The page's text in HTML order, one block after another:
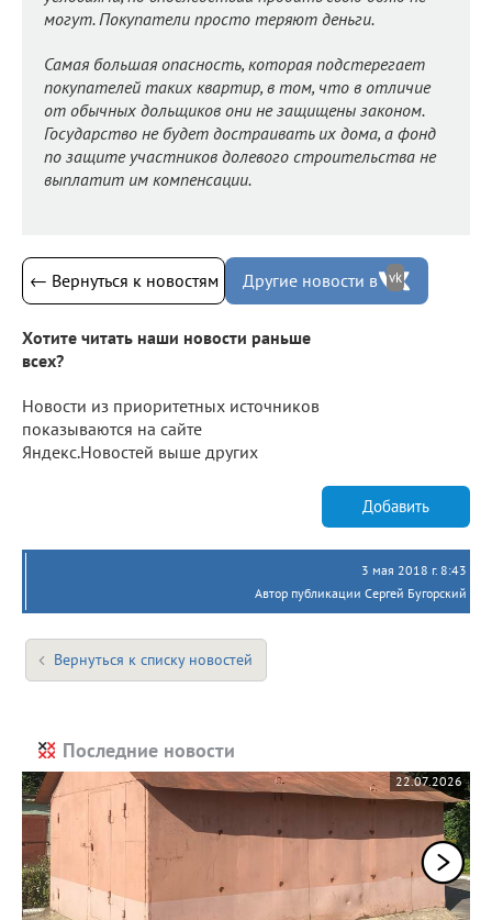
могут. Покупатели просто теряют деньги.
Самая большая опасность, которая подстерегает
покупателей таких квартир, в том, что в отличие
от обычных дольщиков они не защищены законом.
Государство не будет достраивать их дома, а фонд
по защите участников долевого строительства не
выплатит им компенсации.
← Вернуться к новостям Другие новости в vk
Хотите читать наши новости раньше
всех?
Новости из приоритетных источников
показываются на сайте
Яндекс.Новостей выше других
Добавить
3 мая 2018 г. 8:43
Автор публикации Сергей Бугорский
Вернуться к списку новостей
Последние новости
22.07.2026